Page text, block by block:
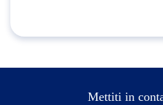
Mettiti in